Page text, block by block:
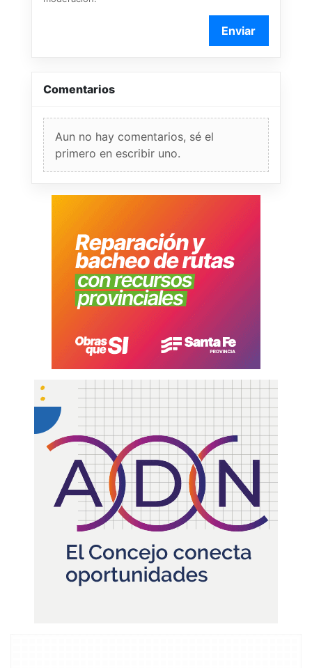
Enviar
Comentarios
Aun no hay comentarios, sé el
primero en escribir uno.